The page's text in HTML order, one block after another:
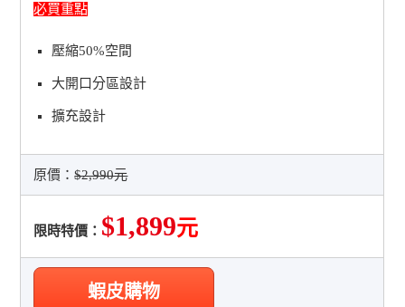
必買重點
壓縮50%空間
大開口分區設計
擴充設計
原價：$2,990元
限時特價： $1,899元
蝦皮購物